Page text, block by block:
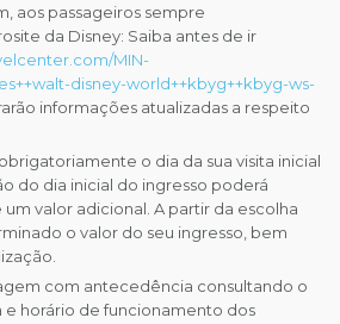
aos passageiros sempre
da Disney: Saiba antes de ir
MIN-
disney-world++kbyg++kbyg-ws-
informações atualizadas a respeito
o dia da sua visita inicial
do dia inicial do ingresso poderá
valor adicional. A partir da escolha
o valor do seu ingresso, bem
com antecedência consultando o
horário de funcionamento dos